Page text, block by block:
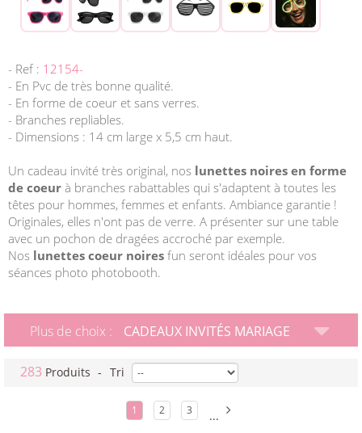
- Ref : 12154-
- En Pvc de très bonne qualité.
- En forme de coeur et sans verres.
- Branches repliables.
- Dimensions : 14 cm large x 5,5 cm haut.
Un cadeau invité très original, nos lunettes noires en forme
de coeur à branches rabattables qui s'adaptent à toutes les
têtes pour hommes, femmes et enfants. Ambiance garantie !
Originales, elles n'ont pas de verre. A présenter sur une table
avec un pochon de dragées accroché par exemple.
Nos lunettes coeur noires fun seront idéales pour vos
séances photo photobooth.
Plus de choix : CADEAUX INVITÉS MARIAGE
283 Produits - Tri
1 2 3 ...